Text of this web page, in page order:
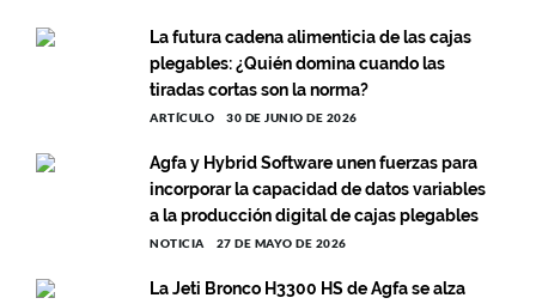
La futura cadena alimenticia de las cajas
plegables: ¿Quién domina cuando las
tiradas cortas son la norma?
ARTÍCULO 30 DE JUNIO DE 2026
Agfa y Hybrid Software unen fuerzas para
incorporar la capacidad de datos variables
a la producción digital de cajas plegables
NOTICIA 27 DE MAYO DE 2026
La Jeti Bronco H3300 HS de Agfa se alza